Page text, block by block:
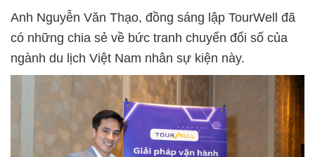
Anh Nguyễn Văn Thạo, đồng sáng lập TourWell đã
có những chia sẻ về bức tranh chuyển đổi số của
ngành du lịch Việt Nam nhân sự kiện này.